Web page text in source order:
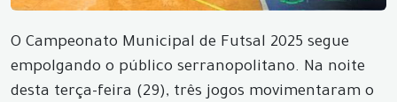
O Campeonato Municipal de Futsal 2025 segue
empolgando o público serranopolitano. Na noite
desta terça-feira (29), três jogos movimentaram o